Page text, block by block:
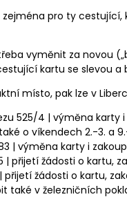
pro ty
vyměnit za novou
kartu se slevou
místo, pak lze v
525/4 | výměna
o víkendech 2.-3. a
| výměna karty i
přijetí žádosti o kartu,
přijetí žádosti o kartu,
také v železničních